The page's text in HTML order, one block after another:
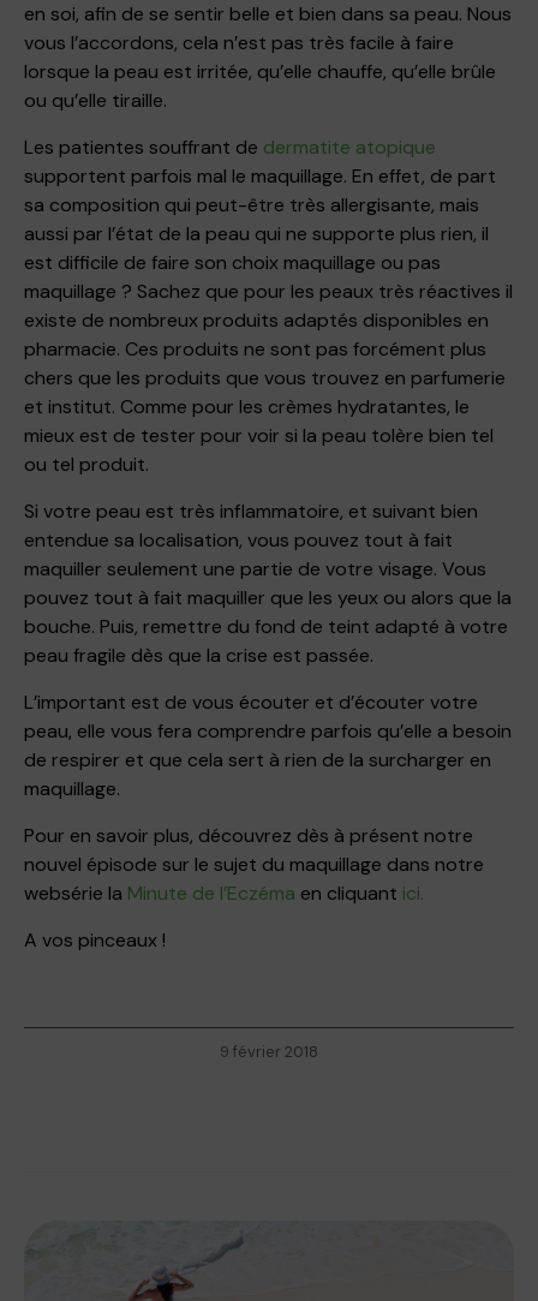
en soi, afin de se sentir belle et bien dans sa peau. Nous
vous l’accordons, cela n’est pas très facile à faire
lorsque la peau est irritée, qu’elle chauffe, qu’elle brûle
ou qu’elle tiraille.
Les patientes souffrant de dermatite atopique
supportent parfois mal le maquillage. En effet, de part
sa composition qui peut-être très allergisante, mais
aussi par l’état de la peau qui ne supporte plus rien, il
est difficile de faire son choix maquillage ou pas
maquillage ? Sachez que pour les peaux très réactives il
existe de nombreux produits adaptés disponibles en
pharmacie. Ces produits ne sont pas forcément plus
chers que les produits que vous trouvez en parfumerie
et institut. Comme pour les crèmes hydratantes, le
mieux est de tester pour voir si la peau tolère bien tel
ou tel produit.
Si votre peau est très inflammatoire, et suivant bien
entendue sa localisation, vous pouvez tout à fait
maquiller seulement une partie de votre visage. Vous
pouvez tout à fait maquiller que les yeux ou alors que la
bouche. Puis, remettre du fond de teint adapté à votre
peau fragile dès que la crise est passée.
L’important est de vous écouter et d’écouter votre
peau, elle vous fera comprendre parfois qu’elle a besoin
de respirer et que cela sert à rien de la surcharger en
maquillage.
Pour en savoir plus, découvrez dès à présent notre
nouvel épisode sur le sujet du maquillage dans notre
websérie la Minute de l’Eczéma en cliquant ici.
A vos pinceaux !
9 février 2018